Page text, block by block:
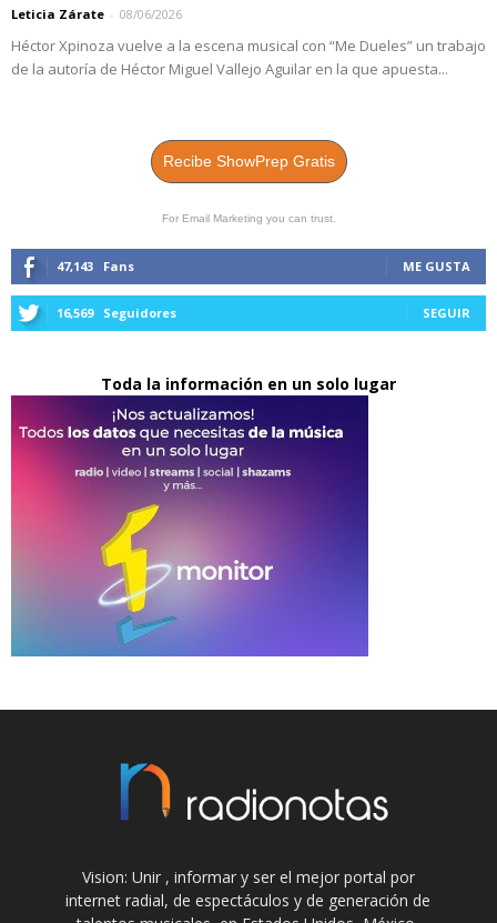
Leticia Zárate - 08/06/2026
Héctor Xpinoza vuelve a la escena musical con “Me Dueles” un trabajo
de la autoría de Héctor Miguel Vallejo Aguilar en la que apuesta...
Recibe ShowPrep Gratis
For Email Marketing you can trust.
47,143 Fans ME GUSTA
16,569 Seguidores SEGUIR
Toda la información en un solo lugar
Vision: Unir , informar y ser el mejor portal por
internet radial, de espectáculos y de generación de